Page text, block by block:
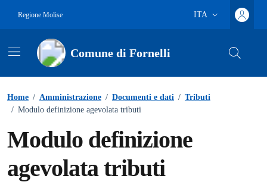
Regione Molise
Lingua attiva:
ITA
Comune di Fornelli
Home / Amministrazione / Documenti e dati / Tributi
/ Modulo definizione agevolata tributi
Modulo definizione
agevolata tributi